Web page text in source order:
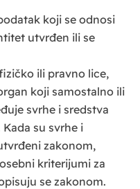
koji se odnosi
utvrđen ili se
ili pravno lice,
koji samostalno ili
svrhe i sredstva
su svrhe i
zakonom,
kriterijumi za
se zakonom.